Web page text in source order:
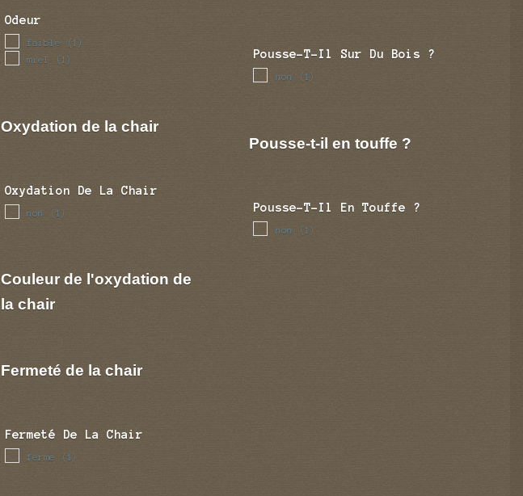
Odeur
faible (1)
miel (1)
Oxydation de la chair
Oxydation De La Chair
non (1)
Couleur de l'oxydation de
la chair
Fermeté de la chair
Fermeté De La Chair
ferme (1)
Pousse-T-Il Sur Du Bois ?
non (1)
Pousse-t-il en touffe ?
Pousse-T-Il En Touffe ?
non (1)